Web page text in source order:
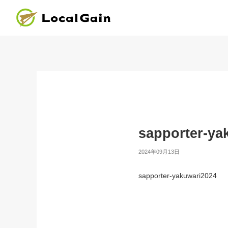
sapporter-
2024年09月13日
sapporter-yakuwari2024